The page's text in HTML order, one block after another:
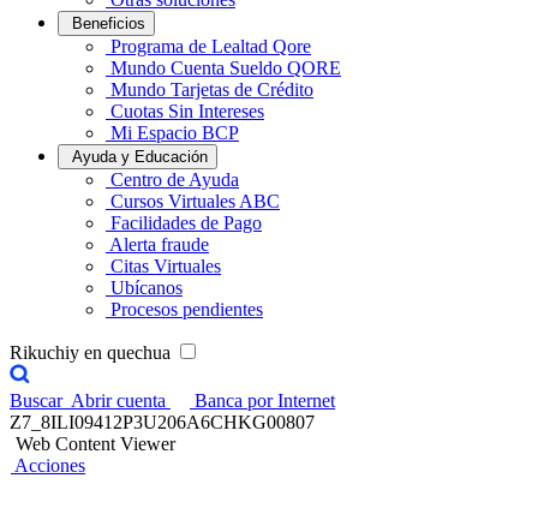
Beneficios
Programa de Lealtad Qore
Mundo Cuenta Sueldo QORE
Mundo Tarjetas de Crédito
Cuotas Sin Intereses
Mi Espacio BCP
Ayuda y Educación
Centro de Ayuda
Cursos Virtuales ABC
Facilidades de Pago
Alerta fraude
Citas Virtuales
Ubícanos
Procesos pendientes
Rikuchiy en quechua
Buscar Abrir cuenta
Banca por Internet
Z7_8ILI09412P3U206A6CHKG00807
Web Content Viewer
Acciones